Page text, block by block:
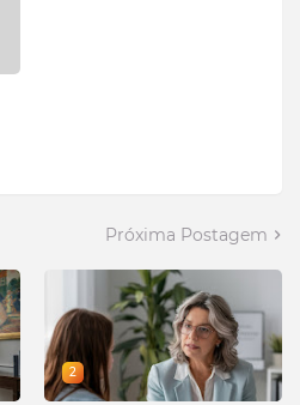
Próxima Postagem
2